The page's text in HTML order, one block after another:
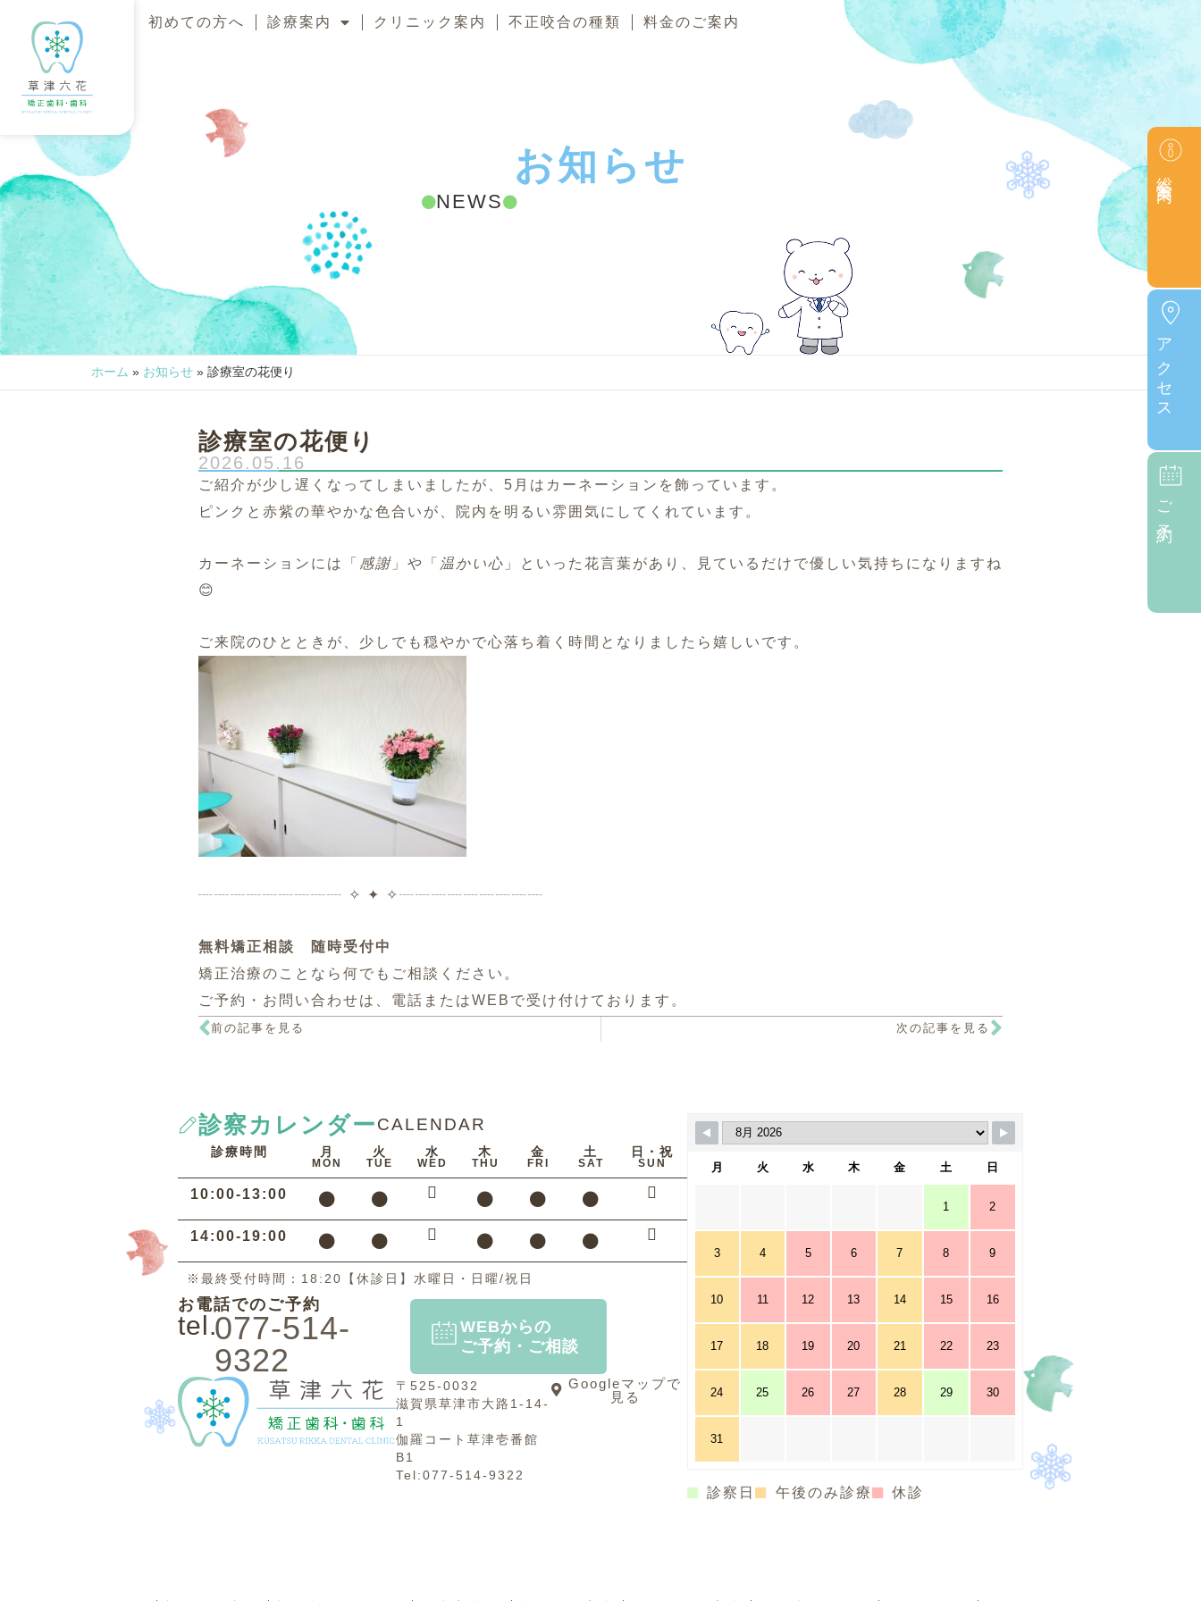
初めての方へ 診療案内 クリニック案内 不正咬合の種類 料金のご案内
アクセス
ご予約
お知 ら せ
NEWS
ホーム » お知らせ » 診療室の花便り
診療室の花便り
2026.05.16
ご紹介が少し遅くなってしまいましたが、 5月はカーネーションを飾っています。
ピンクと赤紫の華やかな色合いが、
院内を明るい雰囲気にしてくれています。
カーネーションには「 感謝 」や「 温かい心 」 といった花言葉があり、
見ているだけで優しい気持ちになりますね
😊
ご来院のひとときが、 少しでも穏やかで心落ち着く時間となりましたら嬉しいです。
┈┈┈┈┈┈┈┈┈ ✧ ✦ ✧┈┈┈┈┈┈┈┈┈
無料矯正相談 随時受付中
矯正治療のことなら何でもご相談ください。
ご予約・お問い合わせは、電話またはWEBで受け付けております。
前の記事を見る 次の記事を見る
診察カレンダーCALENDAR
診療時間 月
MON
火
TUE
水
WED
木
THU
金
FRI
土
SAT
日・祝
SUN
10:00-13:00
14:00-19:00
※最終受付時間：18:20【休診日】水曜日・日曜/祝日
お電話でのご予約
tel.077-514-
9322
WEBからの
ご予約・ご相談
〒525-0032
滋賀県草津市大路1-14-
1
伽羅コート草津壱番館
B1
Tel:077-514-9322
Googleマップで
見る
月 火 水 木 金 土 日
1 2
3 4 5 6 7 8 9
10 11 12 13 14 15 16
17 18 19 20 21 22 23
24 25 26 27 28 29 30
31
診察日 午後のみ診療 休診